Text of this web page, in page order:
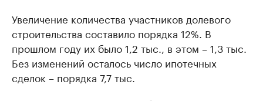
Увеличение количества участников долевого
строительства составило порядка 12%. В
прошлом году их было 1,2 тыс., в этом – 1,3 тыс.
Без изменений осталось число ипотечных
сделок – порядка 7,7 тыс.